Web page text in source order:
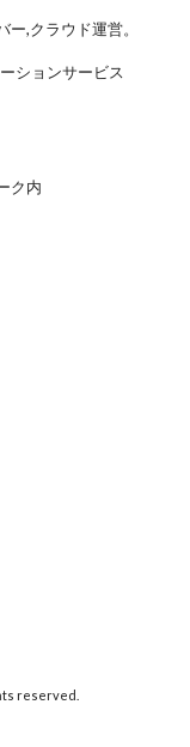
,クラウド運営。
ションサービス
ク内
reserved.